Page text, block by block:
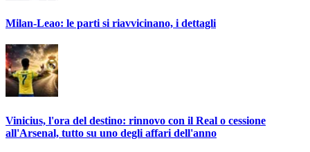
Milan-Leao: le parti si riavvicinano, i dettagli
Vinicius, l'ora del destino: rinnovo con il Real o cessione
all'Arsenal, tutto su uno degli affari dell'anno